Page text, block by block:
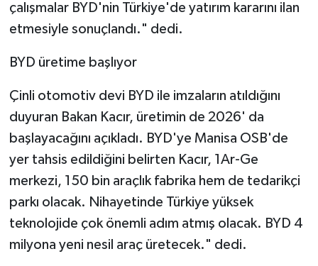
çalışmalar BYD'nin Türkiye'de yatırım kararını ilan
etmesiyle sonuçlandı." dedi.
BYD üretime başlıyor
Çinli otomotiv devi BYD ile imzaların atıldığını
duyuran Bakan Kacır, üretimin de 2026' da
başlayacağını açıkladı. BYD'ye Manisa OSB'de
yer tahsis edildiğini belirten Kacır, 1Ar-Ge
merkezi, 150 bin araçlık fabrika hem de tedarikçi
parkı olacak. Nihayetinde Türkiye yüksek
teknolojide çok önemli adım atmış olacak. BYD 4
milyona yeni nesil araç üretecek." dedi.